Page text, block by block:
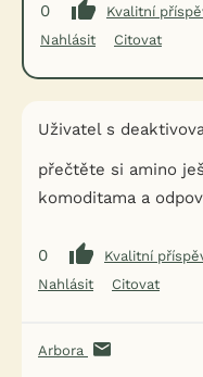
0
Kvalitní
Nahlásit
Citovat
Uživatel s
přečtěte si amino
komoditama a
0
Kvalitní
Nahlásit
Citovat
Arbora